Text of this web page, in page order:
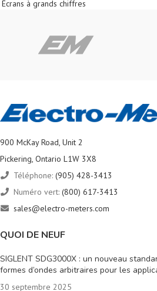
Écrans à grands chiffres
900 McKay Road, Unit 2
Pickering, Ontario L1W 3X8
Téléphone: (905) 428-3413
Numéro vert: (800) 617-3413
sales@electro-meters.com
QUOI DE NEUF
SIGLENT SDG3000X : un nouveau
formes d’ondes arbitraires pour les
30 septembre 2025